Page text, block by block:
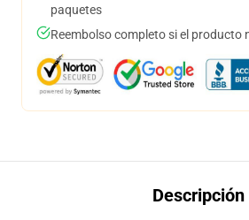
paquetes
Reembolso completo si el producto
Descripción